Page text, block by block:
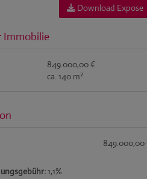
Download Expose
Immobilie
849.000,00 €
ca. 140 m2
849.000,00
1,1%